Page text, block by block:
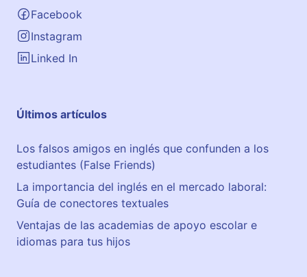
Facebook
Instagram
Linked In
Últimos artículos
Los falsos amigos en inglés que confunden a los
estudiantes (False Friends)
La importancia del inglés en el mercado laboral:
Guía de conectores textuales
Ventajas de las academias de apoyo escolar e
idiomas para tus hijos